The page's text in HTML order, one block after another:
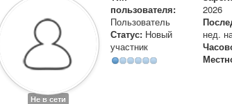
Не в сети
пользователя:
Пользователь
Статус: Новый
участник
2026
нед.